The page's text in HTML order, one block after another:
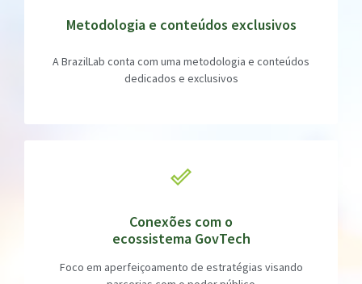
Metodologia e conteúdos exclusivos
A BrazilLab conta com uma metodologia e conteúdos
dedicados e exclusivos
Conexões com o
ecossistema GovTech
Foco em aperfeiçoamento de estratégias visando